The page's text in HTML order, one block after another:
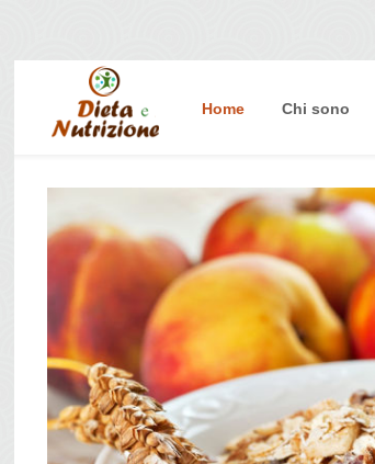
Intolleranze
Terapie Naturali
Home Chi sono